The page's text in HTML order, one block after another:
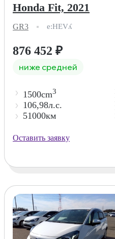
Honda Fit, 2021
GR3 e:HEVʎ
876 452 ₽
ниже средней
1500cm3
106,98л.с.
51000км
Оставить заявку